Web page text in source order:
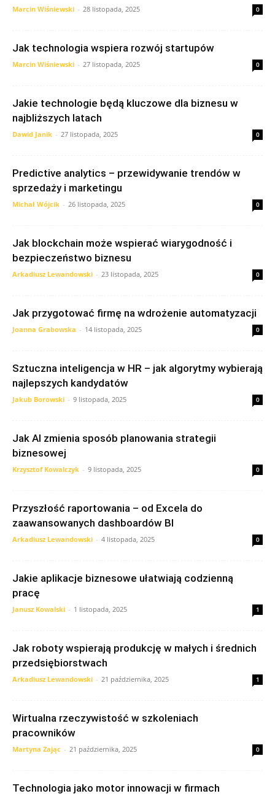
Marcin Wiśniewski - 28 listopada, 2025 0
Jak technologia wspiera rozwój startupów
Marcin Wiśniewski - 27 listopada, 2025 0
Jakie technologie będą kluczowe dla biznesu w
najbliższych latach
Dawid Janik - 27 listopada, 2025 0
Predictive analytics – przewidywanie trendów w
sprzedaży i marketingu
Michał Wójcik - 26 listopada, 2025 0
Jak blockchain może wspierać wiarygodność i
bezpieczeństwo biznesu
Arkadiusz Lewandowski - 23 listopada, 2025 0
Jak przygotować firmę na wdrożenie automatyzacji
Joanna Grabowska - 14 listopada, 2025 0
Sztuczna inteligencja w HR – jak algorytmy wybierają
najlepszych kandydatów
Jakub Borowski - 9 listopada, 2025 0
Jak AI zmienia sposób planowania strategii
biznesowej
Krzysztof Kowalczyk - 9 listopada, 2025 0
Przyszłość raportowania – od Excela do
zaawansowanych dashboardów BI
Arkadiusz Lewandowski - 4 listopada, 2025 0
Jakie aplikacje biznesowe ułatwiają codzienną
pracę
Janusz Kowalski - 1 listopada, 2025 1
Jak roboty wspierają produkcję w małych i średnich
przedsiębiorstwach
Arkadiusz Lewandowski - 21 października, 2025 1
Wirtualna rzeczywistość w szkoleniach
pracowników
Martyna Zając - 21 października, 2025 0
Technologia jako motor innowacji w firmach